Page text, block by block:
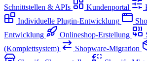
Schnittstellen & APIs
Kundenportal
Individuelle Plugin-Entwicklung
Entwicklung
Onlineshop-Erstellung
(Komplettsystem)
Shopware-Migration